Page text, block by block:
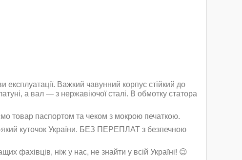
експлуатації. Важкий чавунний корпус стійкий до
а вал — з нержавіючої сталі. В обмотку статора
товар паспортом та чеком з мокрою печаткою.
куточок України. БЕЗ ПЕРЕПЛАТ з безпечною
фахівців, ніж у нас, не знайти у всій Україні! 😉